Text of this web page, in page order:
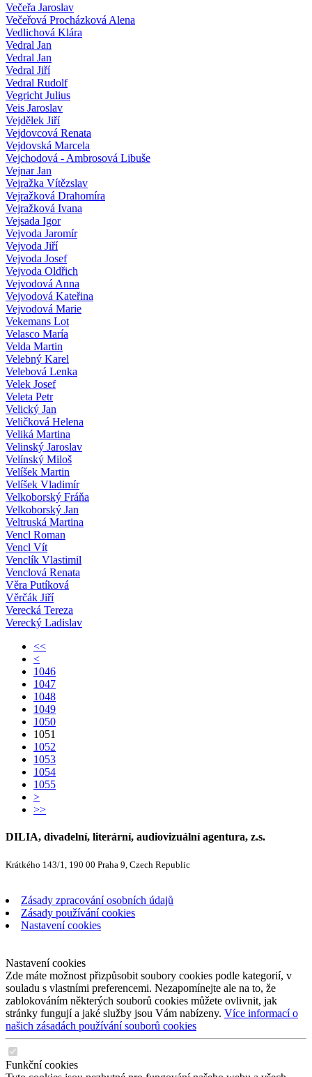
Večeřa Jaroslav
Večeřová Procházková Alena
Vedlichová Klára
Vedral Jan
Vedral Jan
Vedral Jiří
Vedral Rudolf
Vegricht Julius
Veis Jaroslav
Vejdělek Jiří
Vejdovcová Renata
Vejdovská Marcela
Vejchodová - Ambrosová Libuše
Vejnar Jan
Vejražka Vítězslav
Vejražková Drahomíra
Vejražková Ivana
Vejsada Igor
Vejvoda Jaromír
Vejvoda Jiří
Vejvoda Josef
Vejvoda Oldřich
Vejvodová Anna
Vejvodová Kateřina
Vejvodová Marie
Vekemans Lot
Velasco María
Velda Martin
Velebný Karel
Velebová Lenka
Velek Josef
Veleta Petr
Velický Jan
Veličková Helena
Veliká Martina
Velinský Jaroslav
Velínský Miloš
Velíšek Martin
Velíšek Vladimír
Velkoborský Fráňa
Velkoborský Jan
Veltruská Martina
Vencl Roman
Vencl Vít
Venclík Vlastimil
Venclová Renata
Věra Putíková
Věrčák Jiří
Verecká Tereza
Verecký Ladislav
<<
<
1046
1047
1048
1049
1050
1051
1052
1053
1054
1055
>
>>
DILIA, divadelní, literární, audiovizuální agentura, z.s.
Krátkého 143/1, 190 00 Praha 9, Czech Republic
Zásady zpracování osobních údajů
Zásady používání cookies
Nastavení cookies
Nastavení cookies
Zde máte možnost přizpůsobit soubory cookies podle kategorií, v
souladu s vlastními preferencemi. Nezapomínejte ale na to, že
zablokováním některých souborů cookies můžete ovlivnit, jak
stránky fungují a jaké služby jsou Vám nabízeny. Více informací o
našich zásadách používání souborů cookies
Funkční cookies